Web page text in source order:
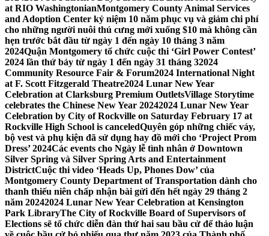
at RIO WashingtonianMontgomery County Animal Services
and Adoption Center kỷ niệm 10 năm phục vụ và giảm chi phí
cho những người nuôi thú cưng mới xuống $10 mà không cần
hẹn trước bắt đầu từ ngày 1 đến ngày 10 tháng 3 năm
2024Quận Montgomery tổ chức cuộc thi ‘Girl Power Contest’
2024 lần thứ bảy từ ngày 1 đến ngày 31 tháng 32024
Community Resource Fair & Forum2024 International Night
at F. Scott Fitzgerald Theatre2024 Lunar New Year
Celebration at Clarksburg Premium OutletsVillage Storytime
celebrates the Chinese New Year 20242024 Lunar New Year
Celebration by City of Rockville on Saturday February 17 at
Rockville High School is canceledQuyên góp những chiếc váy,
bộ vest và phụ kiện đã sử dụng hay đồ mới cho ‘Project Prom
Dress’ 2024Các events cho Ngày lễ tình nhân ở Downtown
Silver Spring và Silver Spring Arts and Entertainment
DistrictCuộc thi video ‘Heads Up, Phones Dow’ của
Montgomery County Department of Transportation dành cho
thanh thiếu niên chấp nhận bài gửi đến hết ngày 29 tháng 2
năm 20242024 Lunar New Year Celebration at Kensington
Park LibraryThe City of Rockville Board of Supervisors of
Elections sẽ tổ chức diễn đàn thứ hai sau bầu cử để thảo luận